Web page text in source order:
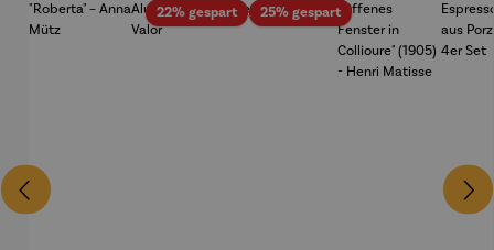
22% gespartRabatt25% gespartRabatt